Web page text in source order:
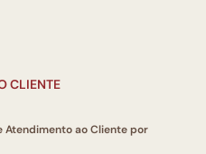
CLIENTE
Atendimento ao Cliente por